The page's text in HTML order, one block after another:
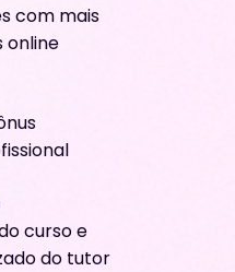
com mais
online
curso e
do tutor